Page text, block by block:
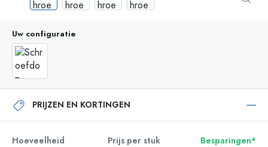
Uw configuratie
PRIJZEN EN KORTINGEN
Hoeveelheid Prijs per stuk
Besparingen*